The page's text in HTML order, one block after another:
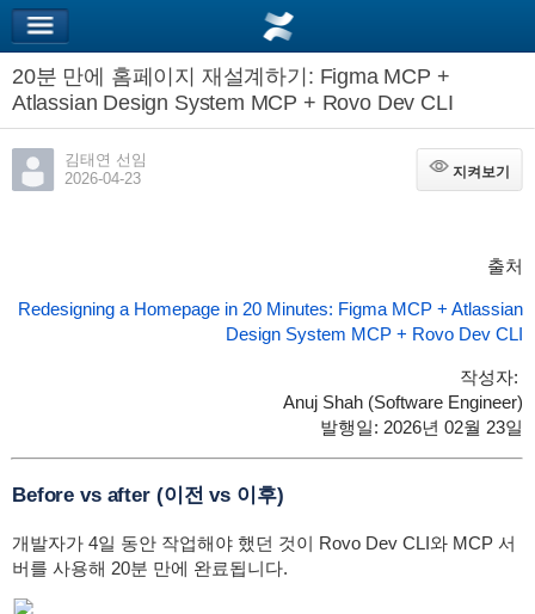
20분 만에 홈페이지 재설계하기: Figma MCP +
Atlassian Design System MCP + Rovo Dev CLI
김태연 선임
2026-04-23
지켜보기
지켜보기
출처
Redesigning a Homepage in 20 Minutes: Figma MCP + Atlassian
Design System MCP + Rovo Dev CLI
작성자:
Anuj Shah (Software Engineer)
발행일: 2026년 02월 23일
Before vs after (이전 vs 이후)
개발자가 4일 동안 작업해야 했던 것이 Rovo Dev CLI와 MCP 서
버를 사용해 20분 만에 완료됩니다.